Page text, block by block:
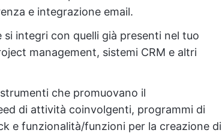
e integrazione email.
integri con quelli già presenti nel tuo
management, sistemi CRM e altri
che promuovano il
di attività coinvolgenti, programmi di
e funzionalità/funzioni per la creazione di